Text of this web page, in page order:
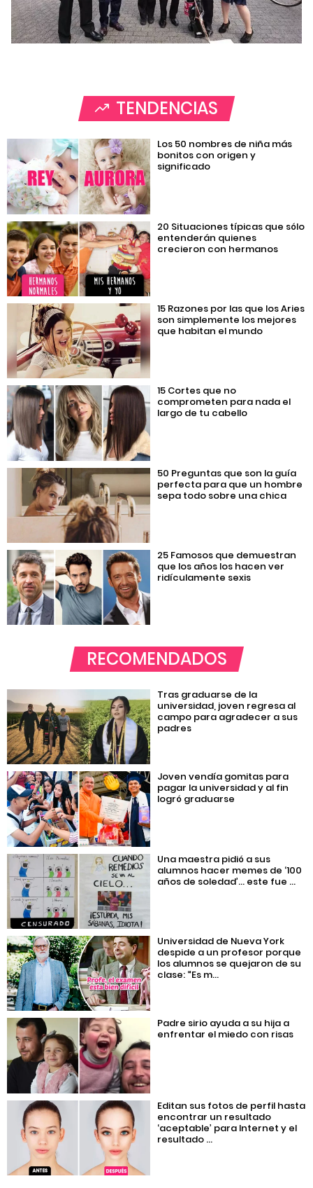
TENDENCIAS
Los 50 nombres de niña más
bonitos con origen y
significado
20 Situaciones típicas que sólo
entenderán quienes
crecieron con hermanos
15 Razones por las que los Aries
son simplemente los mejores
que habitan el mundo
15 Cortes que no
comprometen para nada el
largo de tu cabello
50 Preguntas que son la guía
perfecta para que un hombre
sepa todo sobre una chica
25 Famosos que demuestran
que los años los hacen ver
ridículamente sexis
RECOMENDADOS
Tras graduarse de la
universidad, joven regresa al
campo para agradecer a sus
padres
Joven vendía gomitas para
pagar la universidad y al fin
logró graduarse
Una maestra pidió a sus
alumnos hacer memes de ‘100
años de soledad’… este fue ...
Universidad de Nueva York
despide a un profesor porque
los alumnos se quejaron de su
clase: “Es m...
Padre sirio ayuda a su hija a
enfrentar el miedo con risas
Editan sus fotos de perfil hasta
encontrar un resultado
‘aceptable’ para Internet y el
resultado ...